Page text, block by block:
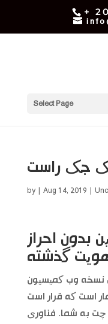
+
Select Page
جک راست
by Aug 14, 2019 |
بدون احراز
گذشته
نسخه وب کمیسیون
است که قرار است
چت به شما. فناوری